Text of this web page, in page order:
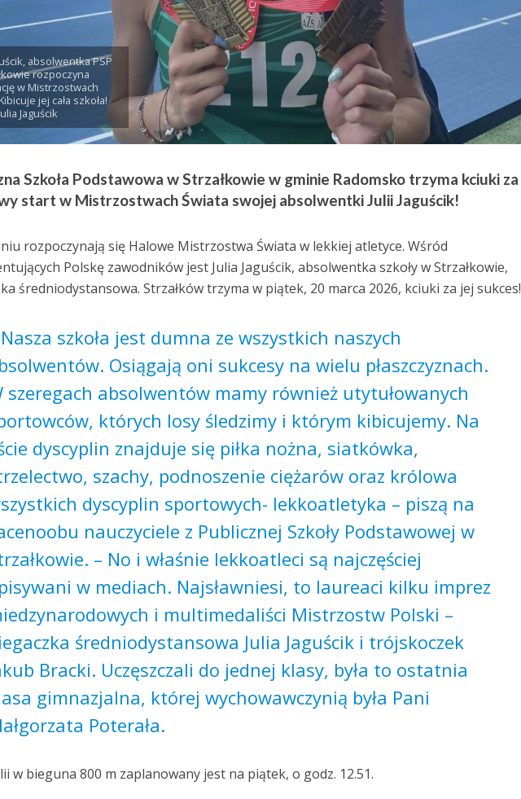
absolwentka PSP
rozpoczyna
w Mistrzostwach
jej cała szkoła!
Jaguścik
Szkoła Podstawowa w Strzałkowie w gminie Radomsko trzyma kciuki za
start w Mistrzostwach Świata swojej absolwentki Julii Jaguścik!
rozpoczynają się Halowe Mistrzostwa Świata w lekkiej atletyce. Wśród
Polskę zawodników jest Julia Jaguścik, absolwentka szkoły w Strzałkowie,
średniodystansowa. Strzałków trzyma w piątek, 20 marca 2026, kciuki za jej sukces!
szkoła jest dumna ze wszystkich naszych
Osiągają oni sukcesy na wielu płaszczyznach.
szeregach absolwentów mamy również utytułowanych
których losy śledzimy i którym kibicujemy. Na
dyscyplin znajduje się piłka nożna, siatkówka,
szachy, podnoszenie ciężarów oraz królowa
dyscyplin sportowych- lekkoatletyka – piszą na
nauczyciele z Publicznej Szkoły Podstawowej w
– No i właśnie lekkoatleci są najczęściej
w mediach. Najsławniesi, to laureaci kilku imprez
i multimedaliści Mistrzostw Polski –
średniodystansowa Julia Jaguścik i trójskoczek
Bracki. Uczęszczali do jednej klasy, była to ostatnia
gimnazjalna, której wychowawczynią była Pani
Poterała.
w bieguna 800 m zaplanowany jest na piątek, o godz. 12.51.